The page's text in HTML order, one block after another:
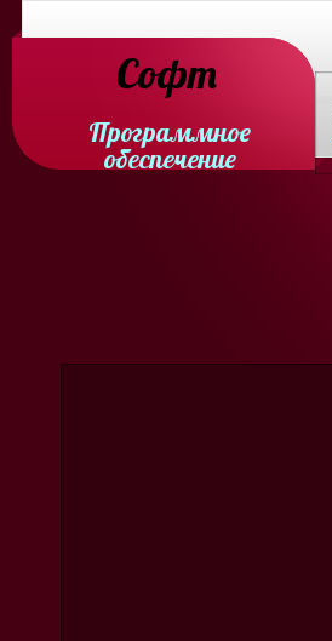
Софт
Программное
обеспечение